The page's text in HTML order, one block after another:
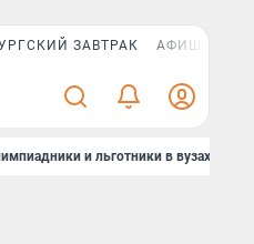
ЗАВТРАК АФИША PLUS
и льготники в вузах СПб